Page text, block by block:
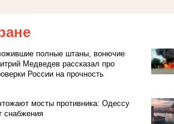
полные штаны, вонючие
Медведев рассказал про
России на прочность
мосты противника: Одессу
снабжения